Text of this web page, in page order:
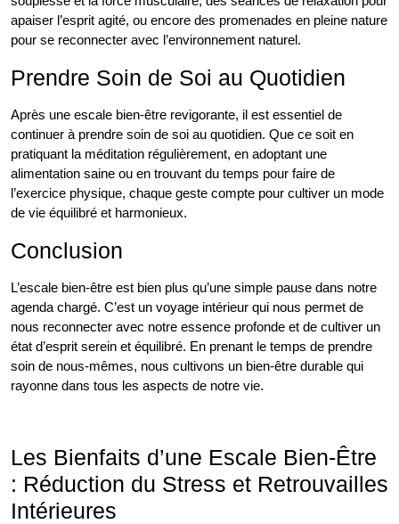
apaiser l’esprit agité, ou encore des promenades en pleine nature
pour se reconnecter avec l’environnement naturel.
Prendre Soin de Soi au Quotidien
Après une escale bien-être revigorante, il est essentiel de
continuer à prendre soin de soi au quotidien. Que ce soit en
pratiquant la méditation régulièrement, en adoptant une
alimentation saine ou en trouvant du temps pour faire de
l’exercice physique, chaque geste compte pour cultiver un mode
de vie équilibré et harmonieux.
Conclusion
L’escale bien-être est bien plus qu’une simple pause dans notre
agenda chargé. C’est un voyage intérieur qui nous permet de
nous reconnecter avec notre essence profonde et de cultiver un
état d’esprit serein et équilibré. En prenant le temps de prendre
soin de nous-mêmes, nous cultivons un bien-être durable qui
rayonne dans tous les aspects de notre vie.
Les Bienfaits d’une Escale Bien-Être
: Réduction du Stress et Retrouvailles
Intérieures